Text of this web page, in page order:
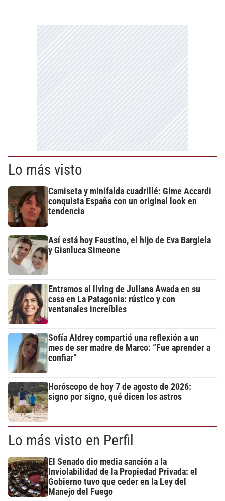
Lo más visto
Camiseta y minifalda cuadrillé: Gime Accardi
conquista España con un original look en
tendencia
Así está hoy Faustino, el hijo de Eva Bargiela
y Gianluca Simeone
Entramos al living de Juliana Awada en su
casa en La Patagonia: rústico y con
ventanales increíbles
Sofía Aldrey compartió una reflexión a un
mes de ser madre de Marco: “Fue aprender a
confiar”
Horóscopo de hoy 7 de agosto de 2026:
signo por signo, qué dicen los astros
Lo más visto en Perfil
El Senado dio media sanción a la
Inviolabilidad de la Propiedad Privada: el
Gobierno tuvo que ceder en la Ley del
Manejo del Fuego